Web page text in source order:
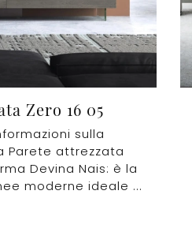
Zero 16 05
sulla
Parete attrezzata
Devina Nais: è la
moderne ideale ...